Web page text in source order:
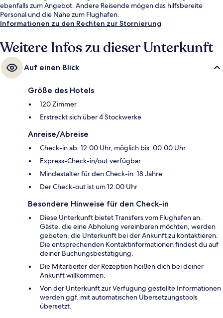
ebenfalls zum Angebot. Andere Reisende mögen das hilfsbereite
Personal und die Nähe zum Flughafen.
Informationen zu den Rechten zur Stornierung
Weitere Infos zu dieser Unterkunft
Auf einen Blick
Größe des Hotels
120 Zimmer
Erstreckt sich über 4 Stockwerke
Anreise/Abreise
Check-in ab: 12:00 Uhr, möglich bis: 00:00 Uhr
Express-Check-in/out verfügbar
Mindestalter für den Check-in: 18 Jahre
Der Check-out ist um 12:00 Uhr
Besondere Hinweise für den Check-in
Diese Unterkunft bietet Transfers vom Flughafen an.
Gäste, die eine Abholung vereinbaren möchten, werden
gebeten, die Unterkunft bei der Ankunft zu kontaktieren.
Die entsprechenden Kontaktinformationen findest du auf
deiner Buchungsbestätigung.
Die Mitarbeiter der Rezeption heißen dich bei deiner
Ankunft willkommen.
Von der Unterkunft zur Verfügung gestellte Informationen
werden ggf. mit automatischen Übersetzungstools
übersetzt.